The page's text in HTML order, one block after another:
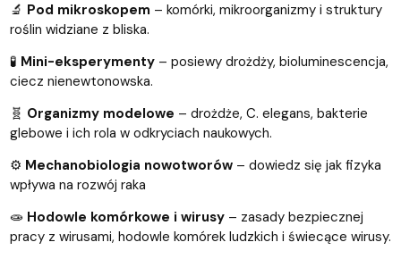
🔬 Pod mikroskopem – komórki, mikroorganizmy i struktury
roślin widziane z bliska.
🧪 Mini-eksperymenty– posiewy drożdży, bioluminescencja,
ciecz nienewtonowska.
🧬 Organizmy modelowe – drożdże, C. elegans, bakterie
glebowe i ich rola w odkryciach naukowych.
⚙️ Mechanobiologia nowotworów– dowiedz się jak fizyka
wpływa na rozwój raka
🧫 Hodowle komórkowe i wirusy– zasady bezpiecznej
pracy z wirusami, hodowle komórek ludzkich i świecące wirusy.